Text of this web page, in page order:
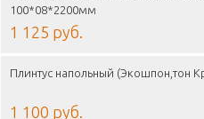
100*08*2200мм
1 125 руб.
Плинтус напольный (Экошпон,тон
1 100 руб.